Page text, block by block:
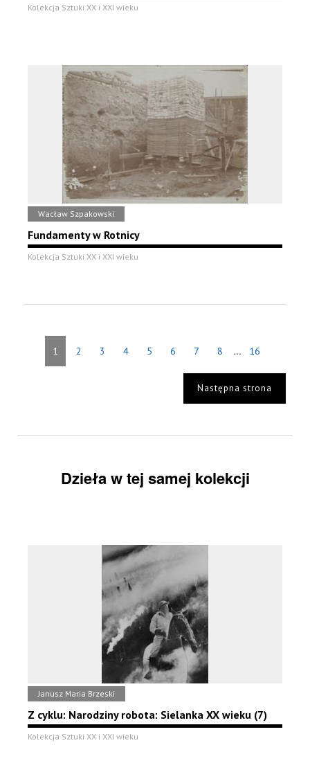
Kolekcja Sztuki XX i XXI wieku
Wacław Szpakowski
Fundamenty w Rotnicy
Kolekcja Sztuki XX i XXI wieku
1 2 3 4 5 6 7 8 ... 16
Następna strona
Dzieła w tej samej kolekcji
Janusz Maria Brzeski
Z cyklu: Narodziny robota: Sielanka XX wieku (7)
Kolekcja Sztuki XX i XXI wieku